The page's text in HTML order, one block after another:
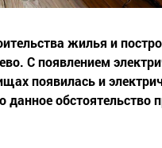
жилья и
С появлением
появилась и
данное обстоятельство